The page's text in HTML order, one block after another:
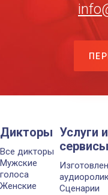
Дикторы
Все дикторы
Мужские
голоса
Женские
Услуги и
сервисы
Сценарии